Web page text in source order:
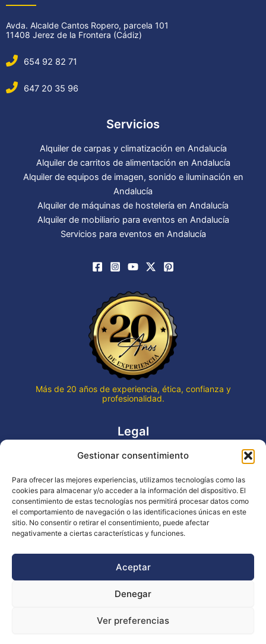
Gestionar consentimiento
Para ofrecer las mejores experiencias, utilizamos tecnologías como las
cookies para almacenar y/o acceder a la información del dispositivo. El
consentimiento de estas tecnologías nos permitirá procesar datos como
el comportamiento de navegación o las identificaciones únicas en este
sitio. No consentir o retirar el consentimiento, puede afectar
negativamente a ciertas características y funciones.
Aceptar
Denegar
Ver preferencias
Avda. Alcalde Cantos Ropero, parcela 101
11408 Jerez de la Frontera (Cádiz)
654 92 82 71
647 20 35 96
Servicios
Alquiler de carpas y climatización en Andalucía
Alquiler de carritos de alimentación en Andalucía
Alquiler de equipos de imagen, sonido e iluminación en
Andalucía
Alquiler de máquinas de hostelería en Andalucía
Alquiler de mobiliario para eventos en Andalucía
Servicios para eventos en Andalucía
Más de 20 años de experiencia, ética, confianza y
profesionalidad.
Legal
Aviso legal
Declaración de accesibilidad
Política de cookies (UE)